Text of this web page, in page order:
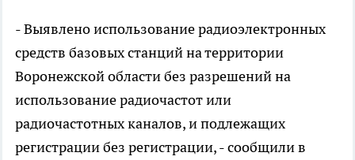
- Выявлено использование радиоэлектронных
средств базовых станций на территории
Воронежской области без разрешений на
использование радиочастот или
радиочастотных каналов, и подлежащих
регистрации без регистрации, - сообщили в